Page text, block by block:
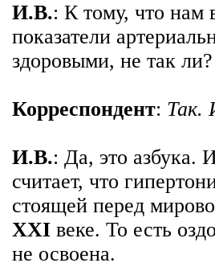
И.В.: К тому, что нам
показатели
здоровыми, не так ли?
Корреспондент: Так.
И.В.: Да, это
считает, что
стоящей перед
XXI веке. То есть
не освоена.